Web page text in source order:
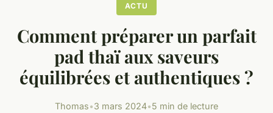
ACTU
Comment préparer un parfait
pad thaï aux saveurs
équilibrées et authentiques ?
Thomas•3 mars 2024•5 min de lecture